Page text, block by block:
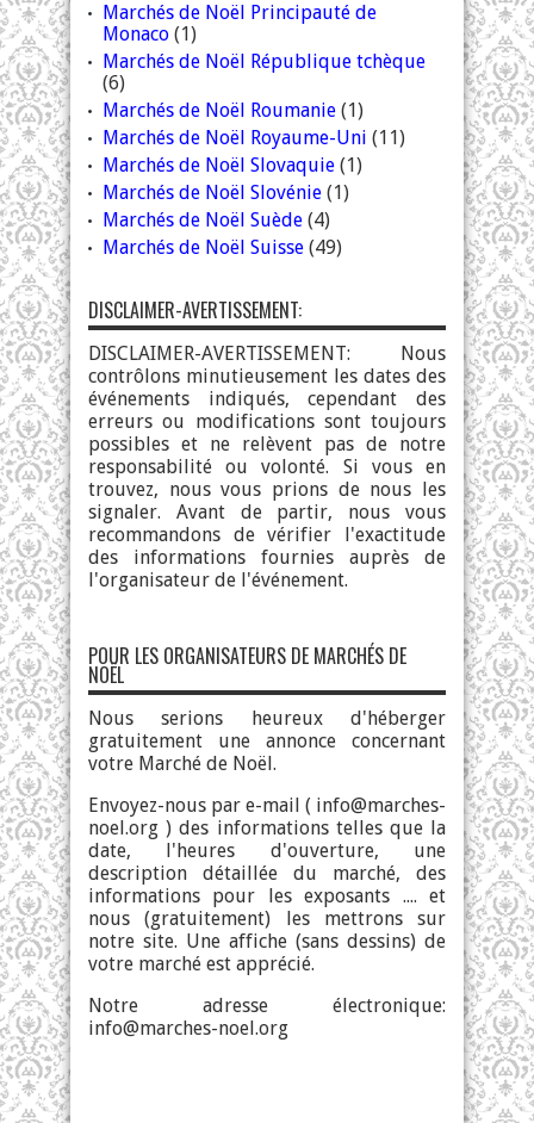
Marchés de Noël Principauté de
Monaco (1)
Marchés de Noël République tchèque
(6)
Marchés de Noël Roumanie (1)
Marchés de Noël Royaume-Uni (11)
Marchés de Noël Slovaquie (1)
Marchés de Noël Slovénie (1)
Marchés de Noël Suède (4)
Marchés de Noël Suisse (49)
DISCLAIMER-AVERTISSEMENT:
DISCLAIMER-AVERTISSEMENT: Nous
contrôlons minutieusement les dates des
événements indiqués, cependant des
erreurs ou modifications sont toujours
possibles et ne relèvent pas de notre
responsabilité ou volonté. Si vous en
trouvez, nous vous prions de nous les
signaler. Avant de partir, nous vous
recommandons de vérifier l'exactitude
des informations fournies auprès de
l'organisateur de l'événement.
POUR LES ORGANISATEURS DE MARCHÉS DE
NOËL
Nous serions heureux d'héberger
gratuitement une annonce concernant
votre Marché de Noël.
Envoyez-nous par e-mail ( info@marches-
noel.org ) des informations telles que la
date, l'heures d'ouverture, une
description détaillée du marché, des
informations pour les exposants .... et
nous (gratuitement) les mettrons sur
notre site. Une affiche (sans dessins) de
votre marché est apprécié.
Notre adresse électronique:
info@marches-noel.org